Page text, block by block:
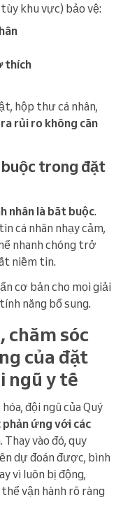
khu vực) bảo vệ:
thích
hộp thư cá nhân,
rủi ro không cần
trong đặt
nhân là bắt buộc.
cá nhân nhạy cảm,
nhanh chóng trở
niềm tin.
cơ bản cho mọi giải
năng bổ sung.
chăm sóc
của đặt
ngũ y tế
đội ngũ của Quý
ứng với các
. Thay vào đó, quy
dự đoán được, bình
vì luôn bị động,
vận hành rõ ràng